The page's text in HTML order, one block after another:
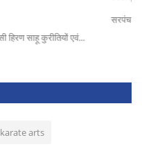
karate arts